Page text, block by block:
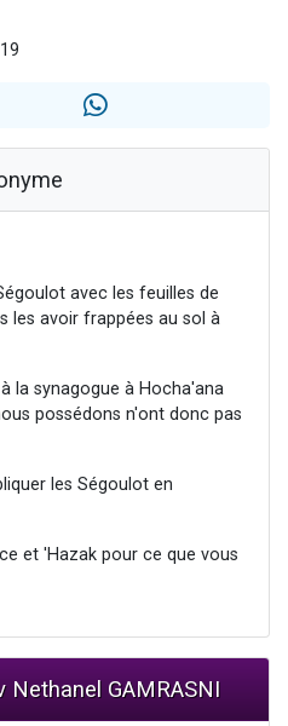
avec les feuilles de
les avoir frappées au sol à
la synagogue à Hocha'ana
possédons n'ont donc pas
les Ségoulot en
et 'Hazak pour ce que vous
GAMRASNI